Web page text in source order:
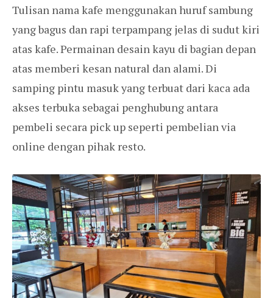
Tulisan nama kafe menggunakan huruf sambung
yang bagus dan rapi terpampang jelas di sudut kiri
atas kafe. Permainan desain kayu di bagian depan
atas memberi kesan natural dan alami. Di
samping pintu masuk yang terbuat dari kaca ada
akses terbuka sebagai penghubung antara
pembeli secara pick up seperti pembelian via
online dengan pihak resto.